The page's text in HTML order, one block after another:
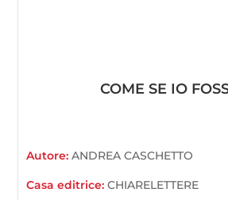
COME SE IO
Autore:ANDREA CASCHETTO
Casa editrice:CHIARELETTERE